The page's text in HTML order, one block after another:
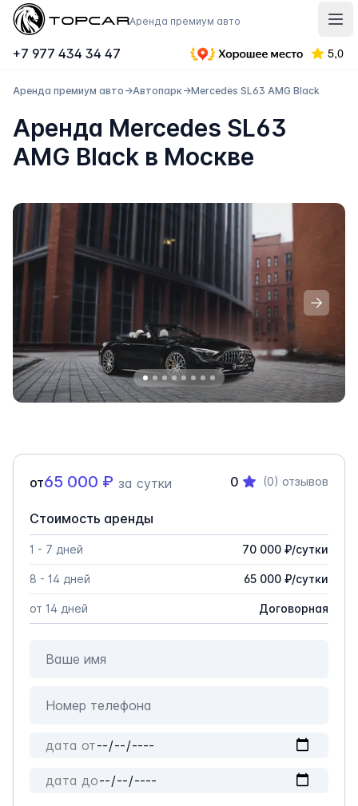
Topcar
Аренда премиум авто
+7 977 434 34 47
Аренда премиум авто →Автопарк →Mercedes SL63 AMG Black
Аренда Mercedes SL63
AMG Black в Москве
от65 000 ₽ за сутки 0 (0) отзывов
Стоимость аренды
1 - 7 дней 70 000 ₽/сутки
8 - 14 дней 65 000 ₽/сутки
от 14 дней Договорная